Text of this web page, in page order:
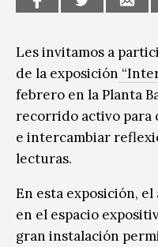
Les invitamos a
de la exposición
febrero en la Planta
recorrido activo para
e intercambiar
lecturas.
En esta exposición,
en el espacio
gran instalación